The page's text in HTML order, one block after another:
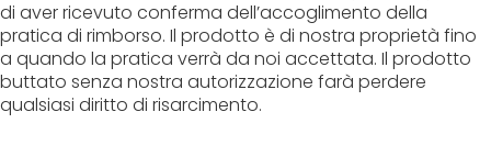
di aver ricevuto conferma dell’accoglimento della
pratica di rimborso. Il prodotto è di nostra proprietà fino
a quando la pratica verrà da noi accettata. Il prodotto
buttato senza nostra autorizzazione farà perdere
qualsiasi diritto di risarcimento.